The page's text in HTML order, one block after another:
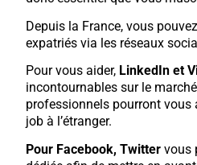
Depuis la France, vous
expatriés via les réseaux
Pour vous aider, LinkedIn et
incontournables sur le
professionnels pourront vous
job à l’étranger.
Pour Facebook, Twittervous